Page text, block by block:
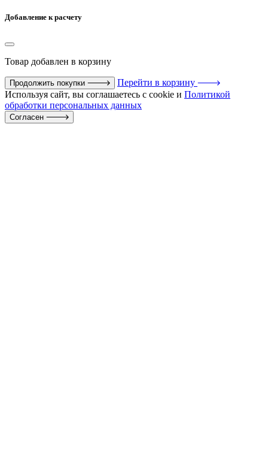
Добавление к расчету
Товар добавлен в корзину
Продолжить покупки
Перейти в корзину
Используя сайт, вы соглашаетесь с cookie и Политикой
обработки персональных данных
Согласен